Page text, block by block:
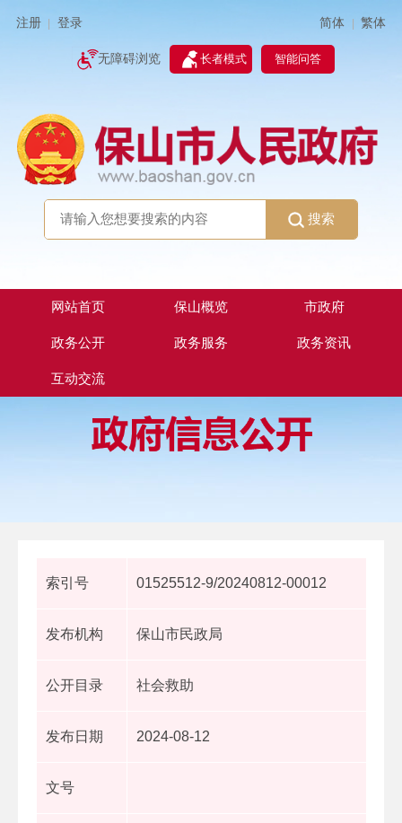
注册 登录 简体 | 繁体
无障碍浏览 长者模式 智能问答
搜索
网站首页 保山概览 市政府
政务公开 政务服务 政务资讯
互动交流
索引号 01525512-9/20240812-00012
发布机构 保山市民政局
公开目录 社会救助
发布日期 2024-08-12
文号